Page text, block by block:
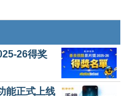
26得奖
能正式上线